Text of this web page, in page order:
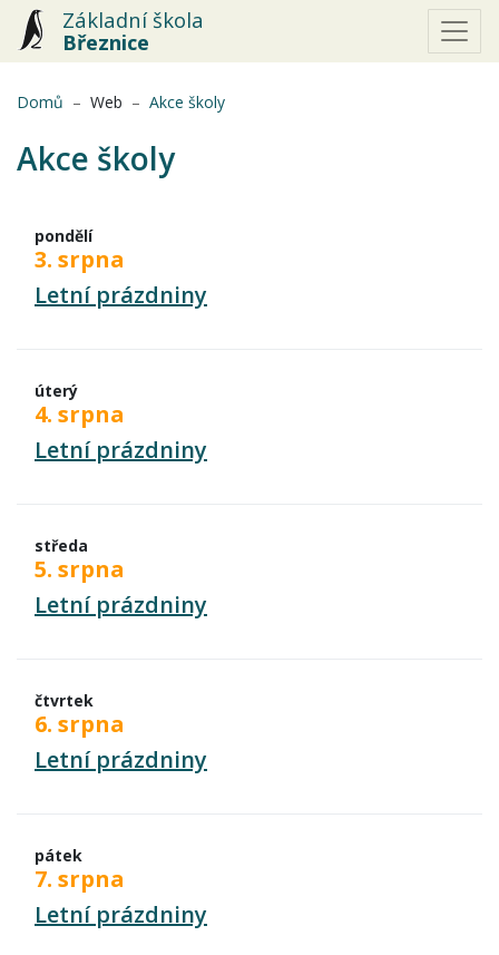
Základní škola
Březnice
Domů Web Akce školy(aktuální)
Akce školy
pondělí
3. srpna
Letní prázdniny
úterý
4. srpna
Letní prázdniny
středa
5. srpna
Letní prázdniny
čtvrtek
6. srpna
Letní prázdniny
pátek
7. srpna
Letní prázdniny